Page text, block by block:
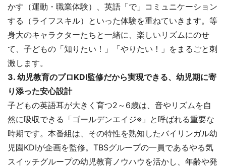
かす（運動・職業体験）、英語「で」コミュニケーション
する（ライフスキル）といった体験を重ねていきます。等
身大のキャラクターたちと一緒に、楽しいリズムにのせ
て、子どもの「知りたい！」「やりたい！」をまるごと刺
激します。
3. 幼児教育のプロKDI監修だから実現できる、幼児期に寄
り添った安心設計
子どもの英語耳が大きく育つ2～6歳は、音やリズムを自
然に吸収できる「ゴールデンエイジ※」と呼ばれる重要な
時期です。本番組は、その特性を熟知したバイリンガル幼
児園KDIが企画を監修。TBSグループの一員であるやる気
スイッチグループの幼児教育ノウハウを活かし、年齢や発